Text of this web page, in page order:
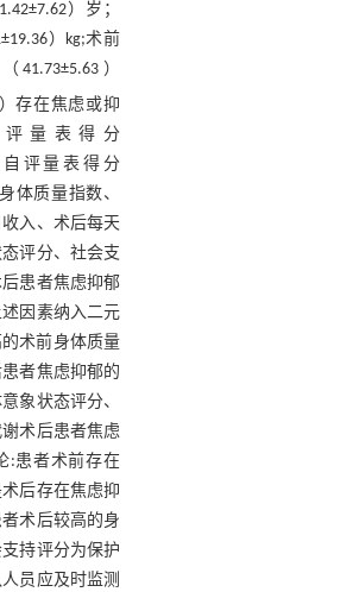
）岁；
）kg;术前
）
存在焦虑或抑
量表得分
自评量表得分
体质量指数、
入、术后每天
评分、社会支
患者焦虑抑郁
因素纳入二元
的术前身体质量
者焦虑抑郁的
象状态评分、
术后患者焦虑
:患者术前存在
后存在焦虑抑
术后较高的身
持评分为保护
员应及时监测